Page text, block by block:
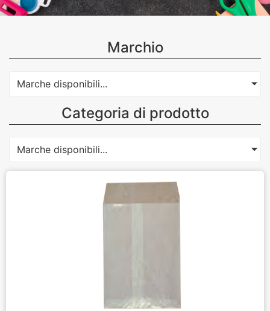
Marchio
Marche disponibili...
Categoria di prodotto
Marche disponibili...